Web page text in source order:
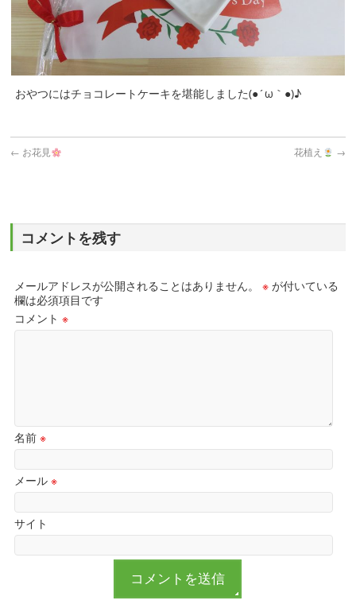
おやつにはチョコレートケーキを堪能しました(●´ω｀●)♪
← お花見 花植え →
コメントを残す
メールアドレスが公開されることはありません。 ※ が付いている
欄は必須項目です
コメント※
名前※
メール※
サイト